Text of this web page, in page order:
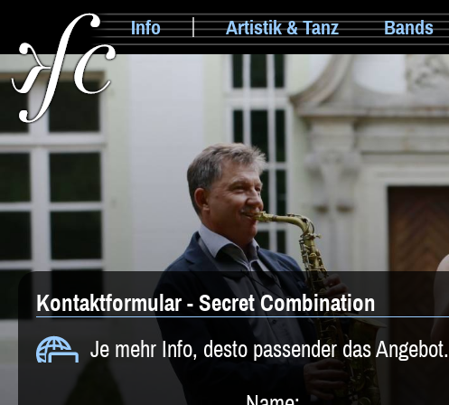
Info Artistik & Tanz Bands
Kontaktformular - Secret Combination
Je mehr Info, desto passender das Angebot.